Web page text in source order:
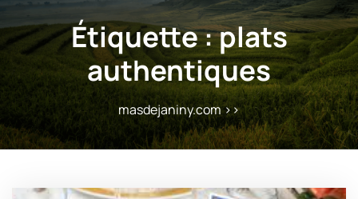
Étiquette :plats
authentiques
masdejaniny.com>>